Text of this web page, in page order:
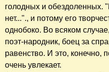
голодных и
нет..."., и потому его
однобоко. Во всяком
поэт-народник, боец за
равенство. И это, конечно,
очень увлекает.